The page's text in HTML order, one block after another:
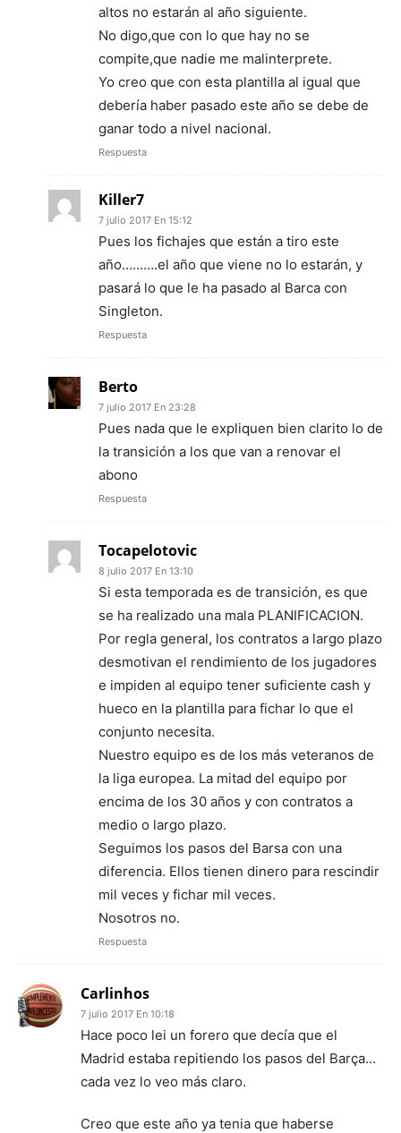
altos no estarán al año siguiente.
No digo,que con lo que hay no se
compite,que nadie me malinterprete.
Yo creo que con esta plantilla al igual que
debería haber pasado este año se debe de
ganar todo a nivel nacional.
Respuesta
Killer7
7 julio 2017 En 15:12
Pues los fichajes que están a tiro este
año……….el año que viene no lo estarán, y
pasará lo que le ha pasado al Barca con
Singleton.
Respuesta
Berto
7 julio 2017 En 23:28
Pues nada que le expliquen bien clarito lo de
la transición a los que van a renovar el
abono
Respuesta
Tocapelotovic
8 julio 2017 En 13:10
Si esta temporada es de transición, es que
se ha realizado una mala PLANIFICACION.
Por regla general, los contratos a largo plazo
desmotivan el rendimiento de los jugadores
e impiden al equipo tener suficiente cash y
hueco en la plantilla para fichar lo que el
conjunto necesita.
Nuestro equipo es de los más veteranos de
la liga europea. La mitad del equipo por
encima de los 30 años y con contratos a
medio o largo plazo.
Seguimos los pasos del Barsa con una
diferencia. Ellos tienen dinero para rescindir
mil veces y fichar mil veces.
Nosotros no.
Respuesta
Carlinhos
7 julio 2017 En 10:18
Hace poco lei un forero que decía que el
Madrid estaba repitiendo los pasos del Barça…
cada vez lo veo más claro.
Creo que este año ya tenia que haberse